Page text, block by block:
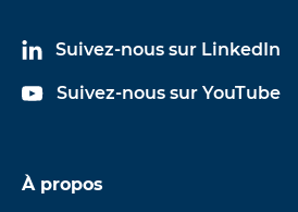
Suivez-nous sur LinkedIn
Suivez-nous sur YouTube
À propos